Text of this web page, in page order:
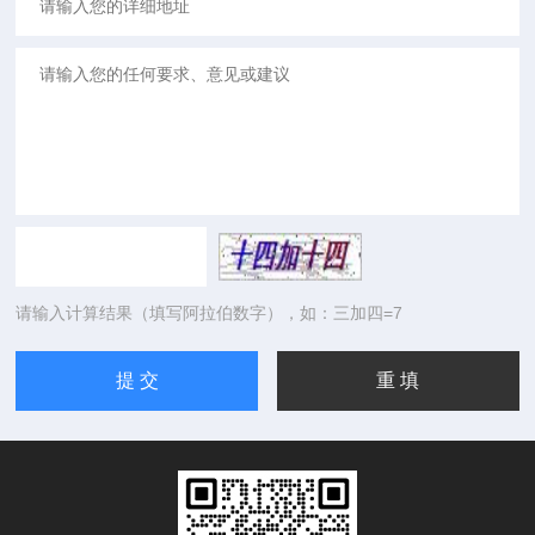
请输入计算结果（填写阿拉伯数字），如：三加四=7